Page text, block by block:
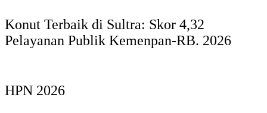
Konut Terbaik di Sultra: Skor 4,32
Pelayanan Publik Kemenpan-RB. 2026
HPN 2026